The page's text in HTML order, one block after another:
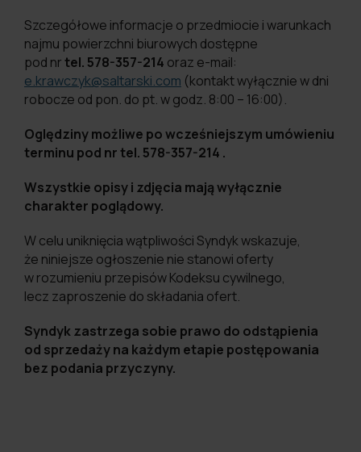
Szczegółowe informacje o przedmiocie i warunkach
najmu powierzchni biurowych dostępne
pod nrtel. 578-357-214 oraz e-mail:
e.krawczyk@saltarski.com (kontakt wyłącznie w dni
robocze od pon. do pt. w godz. 8:00 – 16:00).
Oględziny możliwe po wcześniejszym umówieniu
terminu pod nr tel. 578-357-214 .
Wszystkie opisy i zdjęcia mają wyłącznie
charakter poglądowy.
W celu uniknięcia wątpliwości Syndyk wskazuje,
że niniejsze ogłoszenie nie stanowi oferty
w rozumieniu przepisów Kodeksu cywilnego,
lecz zaproszenie do składania ofert.
Syndyk zastrzega sobie prawo do odstąpienia
od sprzedaży na każdym etapie postępowania
bez podania przyczyny.